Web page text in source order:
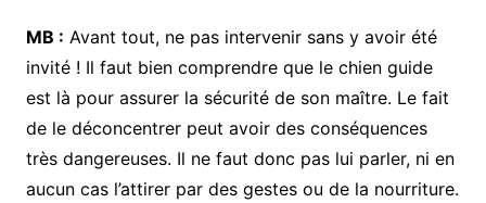
MB : Avant tout, ne pas intervenir sans y avoir été
invité ! Il faut bien comprendre que le chien guide
est là pour assurer la sécurité de son maître. Le fait
de le déconcentrer peut avoir des conséquences
très dangereuses. Il ne faut donc pas lui parler, ni en
aucun cas l’attirer par des gestes ou de la nourriture.